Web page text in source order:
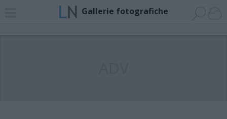
Gallerie fotografiche